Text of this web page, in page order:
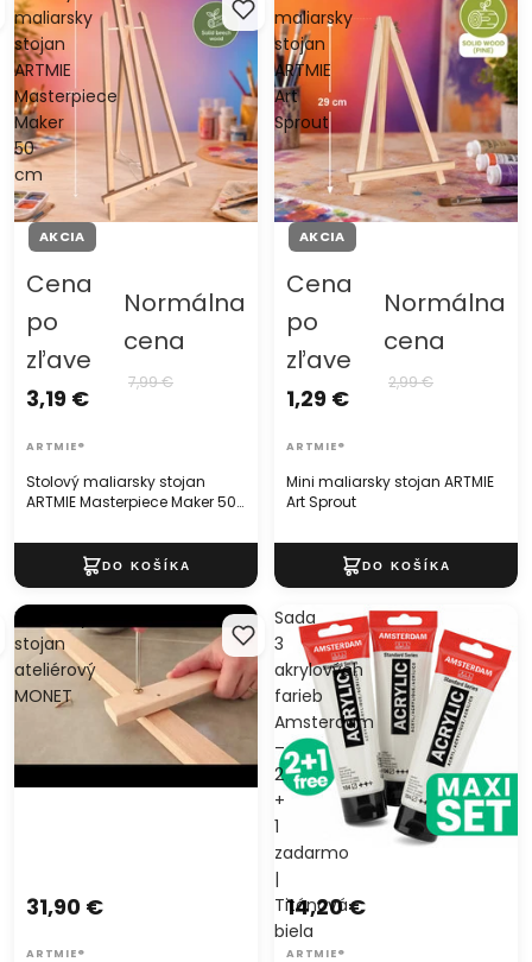
maliarsky
stojan
ARTMIE
Masterpiece
Maker
50
cm
AKCIA
Stolový maliarsky stojan
ARTMIE Masterpiece Maker 50
Cena
po
zľave
3,19 €
Normálna
cena
7,99 €
ARTMIE®
maliarsky
stojan
ARTMIE
Art
Sprout
AKCIA
Mini maliarsky stojan ARTMIE
Art Sprout
Cena
po
zľave
1,29 €
Normálna
cena
2,99 €
ARTMIE®
Maliarsky
stojan
ateliérový
MONET
31,90 €
ARTMIE®
Sada
3
akrylových
farieb
Amsterdam
–
2
+
1
zadarmo
|
Titánová
biela
14,20 €
ARTMIE®